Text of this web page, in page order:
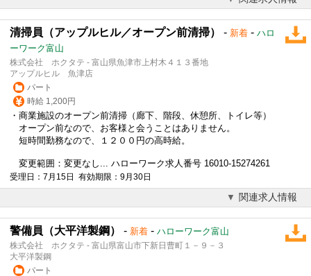
清掃員（アップルヒル／オープン前清掃） - 新着 - ハロ
ーワーク富山
株式会社 ホクタテ - 富山県魚津市上村木４１３番地
アップルヒル 魚津店
パート
時給 1,200円
・商業施設のオープン前清掃（廊下、階段、休憩所、トイレ等）
オープン前なので、お客様と会うことはありません。
短時間勤務なので、１２００円の高時給。
変更範囲：変更なし... ハローワーク求人番号 16010-15274261
受理日：7月15日 有効期限：9月30日
関連求人情報
警備員（大平洋製鋼） - 新着 - ハローワーク富山
株式会社 ホクタテ - 富山県富山市下新日曹町１－９－３
大平洋製鋼
パート